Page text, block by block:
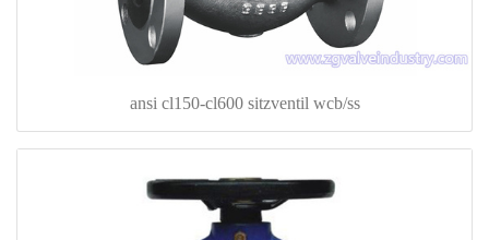
ansi cl150-cl600 sitzventil wcb/ss